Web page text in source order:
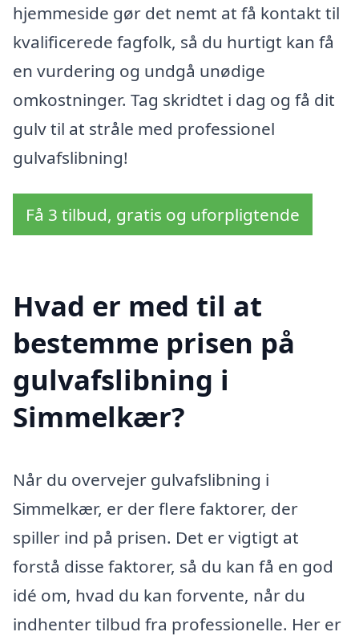
hjemmeside gør det nemt at få kontakt til
kvalificerede fagfolk, så du hurtigt kan få
en vurdering og undgå unødige
omkostninger. Tag skridtet i dag og få dit
gulv til at stråle med professionel
gulvafslibning!
Få 3 tilbud, gratis og uforpligtende
Hvad er med til at
bestemme prisen på
gulvafslibning i
Simmelkær?
Når du overvejer gulvafslibning i
Simmelkær, er der flere faktorer, der
spiller ind på prisen. Det er vigtigt at
forstå disse faktorer, så du kan få en god
idé om, hvad du kan forvente, når du
indhenter tilbud fra professionelle. Her er